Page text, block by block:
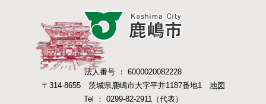
法人番号 ： 6000020082228
〒314-8655 茨城県鹿嶋市大字平井1187番地1 地図
Tel ： 0299-82-2911（代表）